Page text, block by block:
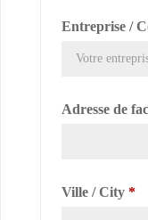
Entreprise /
Adresse de
Ville / City *